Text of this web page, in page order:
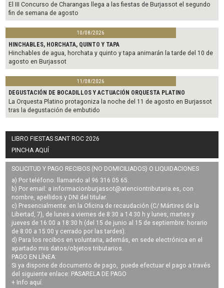
El III Concurso de Charangas llega a las fiestas de Burjassot el segundo
fin de semana de agosto
10/08/2026
HINCHABLES, HORCHATA, QUINTO Y TAPA
Hinchables de agua, horchata y quinto y tapa animarán la tarde del 10 de
agosto en Burjassot
11/08/2026
DEGUSTACIÓN DE BOCADILLOS Y ACTUACIÓN ORQUESTA PLATINO
La Orquesta Platino protagoniza la noche del 11 de agosto en Burjassot
tras la degustación de embutido
LIBRO FIESTAS SANT ROC 2026
PINCHA AQUÍ
SOLICITUD Y PAGO RECIBOS (NO DOMICILIADOS) O LIQUIDACIONES
a) Por teléfono: llamando al 96 316 05 65.
b) Por email: a informacionburjassot@atenciontributaria.es, con
nombre, apellidos y DNI del titular.
c) Presencialmente: en la Oficina de recaudación (C/ Mártires de la
Libertad, 7), de lunes a viernes de 8:30 a 14:30 h y lunes, martes y
jueves de 16:00 a 18:30 h (del 15 de junio al 15 de septiembre: horario
de 8:00 a 15:00 y cerrado por las tardes).
d) Para los recibos en voluntaria, además, en sede electrónica en el
apartado mis datos/objetos tributarios.
PAGO EN LÍNEA:
Si ya dispone de documento de pago, puede efectuar el pago a través
del siguiente enlace: PASARELA DE PAGO
+ Info aquí.